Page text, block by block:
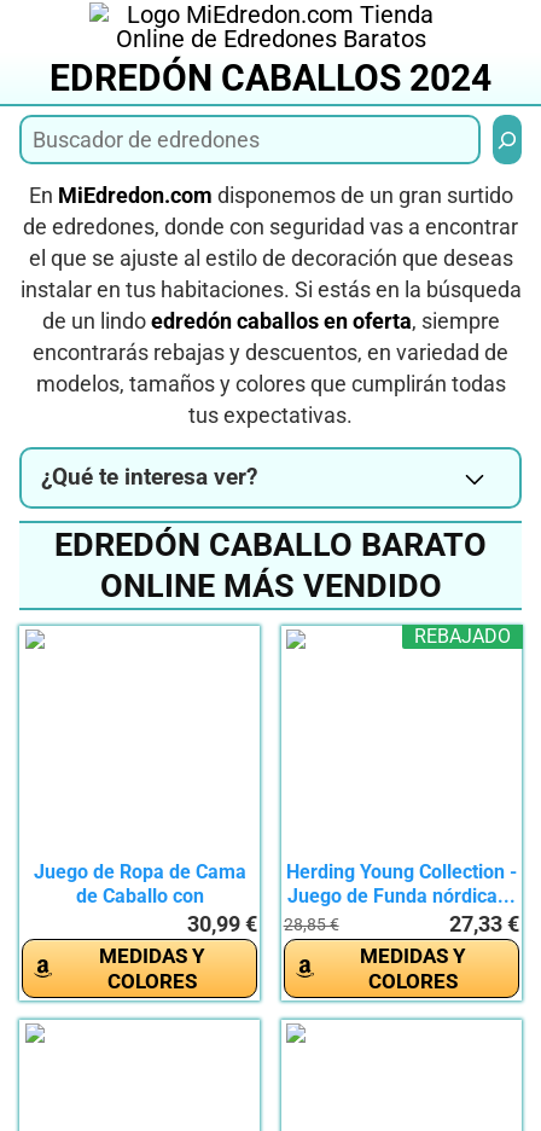
contenidoEDREDÓN CABALLOS 2024
En MiEdredon.com disponemos de un gran surtido
de edredones, donde con seguridad vas a encontrar
el que se ajuste al estilo de decoración que deseas
instalar en tus habitaciones. Si estás en la búsqueda
de un lindo edredón caballos en oferta, siempre
encontrarás rebajas y descuentos, en variedad de
modelos, tamaños y colores que cumplirán todas
tus expectativas.
¿Qué te interesa ver?
EDREDÓN CABALLO BARATO
ONLINE MÁS VENDIDO
Juego de Ropa de Cama
de Caballo con
Impresión...30,99 €
MEDIDAS Y
COLORES
REBAJADO
Herding Young Collection -
Juego de Funda nórdica...
28,85 € 27,33 €
MEDIDAS Y
COLORES